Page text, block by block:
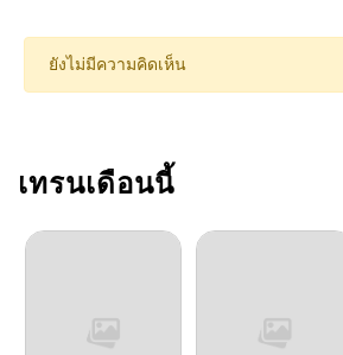
ยังไม่มีความคิดเห็น
เทรนเดือนนี้